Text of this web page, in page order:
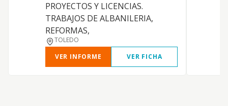
PROYECTOS Y LICENCIAS.
TRABAJOS DE ALBANILERIA,
REFORMAS,
TOLEDO
VER INFORME
VER FICHA